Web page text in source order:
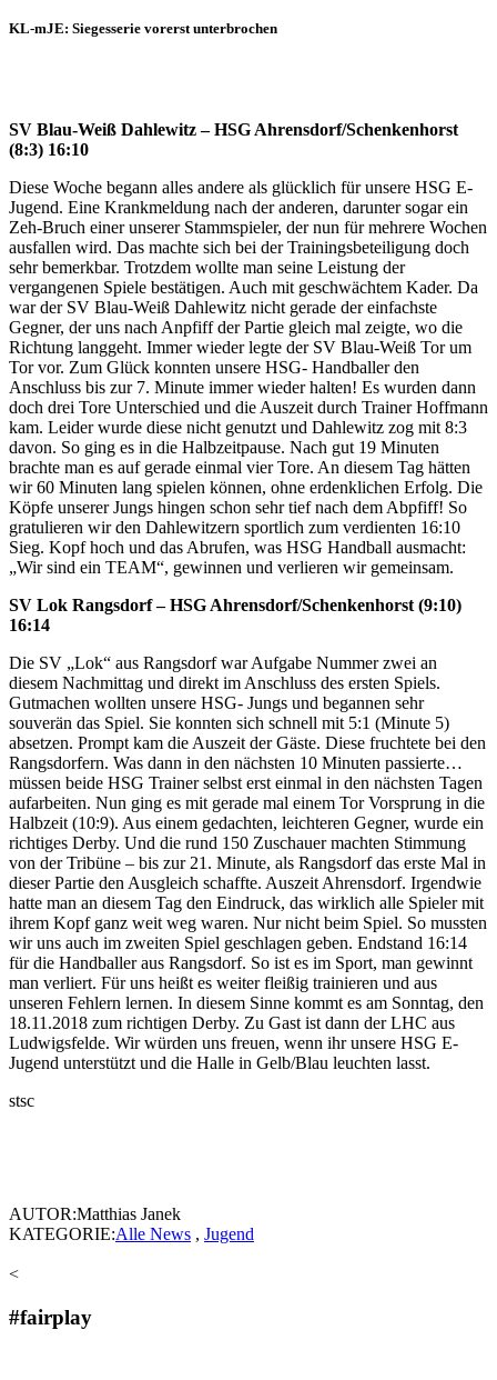
KL-mJE: Siegesserie vorerst unterbrochen
SV Blau-Weiß Dahlewitz – HSG Ahrensdorf/Schenkenhorst
(8:3) 16:10
Diese Woche begann alles andere als glücklich für unsere HSG E-
Jugend. Eine Krankmeldung nach der anderen, darunter sogar ein
Zeh-Bruch einer unserer Stammspieler, der nun für mehrere Wochen
ausfallen wird. Das machte sich bei der Trainingsbeteiligung doch
sehr bemerkbar. Trotzdem wollte man seine Leistung der
vergangenen Spiele bestätigen. Auch mit geschwächtem Kader. Da
war der SV Blau-Weiß Dahlewitz nicht gerade der einfachste
Gegner, der uns nach Anpfiff der Partie gleich mal zeigte, wo die
Richtung langgeht. Immer wieder legte der SV Blau-Weiß Tor um
Tor vor. Zum Glück konnten unsere HSG- Handballer den
Anschluss bis zur 7. Minute immer wieder halten! Es wurden dann
doch drei Tore Unterschied und die Auszeit durch Trainer Hoffmann
kam. Leider wurde diese nicht genutzt und Dahlewitz zog mit 8:3
davon. So ging es in die Halbzeitpause. Nach gut 19 Minuten
brachte man es auf gerade einmal vier Tore. An diesem Tag hätten
wir 60 Minuten lang spielen können, ohne erdenklichen Erfolg. Die
Köpfe unserer Jungs hingen schon sehr tief nach dem Abpfiff! So
gratulieren wir den Dahlewitzern sportlich zum verdienten 16:10
Sieg. Kopf hoch und das Abrufen, was HSG Handball ausmacht:
„Wir sind ein TEAM“, gewinnen und verlieren wir gemeinsam.
SV Lok Rangsdorf – HSG Ahrensdorf/Schenkenhorst (9:10)
16:14
Die SV „Lok“ aus Rangsdorf war Aufgabe Nummer zwei an
diesem Nachmittag und direkt im Anschluss des ersten Spiels.
Gutmachen wollten unsere HSG- Jungs und begannen sehr
souverän das Spiel. Sie konnten sich schnell mit 5:1 (Minute 5)
absetzen. Prompt kam die Auszeit der Gäste. Diese fruchtete bei den
Rangsdorfern. Was dann in den nächsten 10 Minuten passierte…
müssen beide HSG Trainer selbst erst einmal in den nächsten Tagen
aufarbeiten. Nun ging es mit gerade mal einem Tor Vorsprung in die
Halbzeit (10:9). Aus einem gedachten, leichteren Gegner, wurde ein
richtiges Derby. Und die rund 150 Zuschauer machten Stimmung
von der Tribüne – bis zur 21. Minute, als Rangsdorf das erste Mal in
dieser Partie den Ausgleich schaffte. Auszeit Ahrensdorf. Irgendwie
hatte man an diesem Tag den Eindruck, das wirklich alle Spieler mit
ihrem Kopf ganz weit weg waren. Nur nicht beim Spiel. So mussten
wir uns auch im zweiten Spiel geschlagen geben. Endstand 16:14
für die Handballer aus Rangsdorf. So ist es im Sport, man gewinnt
man verliert. Für uns heißt es weiter fleißig trainieren und aus
unseren Fehlern lernen. In diesem Sinne kommt es am Sonntag, den
18.11.2018 zum richtigen Derby. Zu Gast ist dann der LHC aus
Ludwigsfelde. Wir würden uns freuen, wenn ihr unsere HSG E-
Jugend unterstützt und die Halle in Gelb/Blau leuchten lasst.
stsc
AUTOR:Matthias Janek
KATEGORIE:Alle News , Jugend
<
#fairplay